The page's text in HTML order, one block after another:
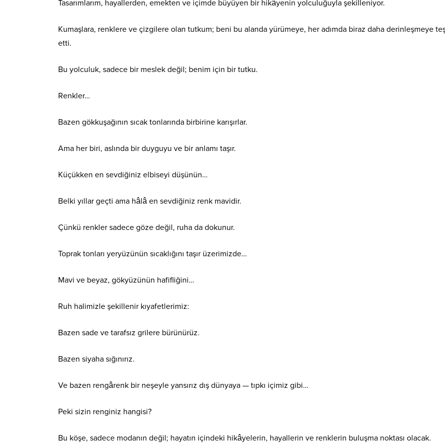
Tasarımlarım, hayallerden, emekten ve içimde büyüyen bir hikâyenin yolculuğuyla şekilleniyor.
Kumaşlara, renklere ve çizgilere olan tutkum; beni bu alanda yürümeye, her adımda biraz daha derinleşmeye
etti.
Bu yolculuk, sadece bir meslek değil; benim için bir tutku.
Renkler…
Bazen gökkuşağının sıcak tonlarında birbirine karışırlar.
Ama her biri, aslında bir duyguyu ve bir anlamı taşır.
Küçükken en sevdiğiniz elbiseyi düşünün…
Belki yıllar geçti ama hâlâ en sevdiğiniz renk mavidir.
Çünkü renkler sadece göze değil, ruha da dokunur.
Toprak tonları yeryüzünün sıcaklığını taşır üzerimizde…
Mavi ve beyaz, gökyüzünün hafifliğini…
Ruh halimizle şekillenir kıyafetlerimiz:
Bazen sade ve tarafsız grilere bürünürüz.
Bazen siyaha sığınırız.
Ve bazen rengârenk bir neşeyle yansırız dış dünyaya — tıpkı içimiz gibi…
Peki sizin renginiz hangisi?
Bu köşe, sadece modanın değil; hayatın içindeki hikâyelerin, hayallerin ve renklerin buluşma noktası olacak.